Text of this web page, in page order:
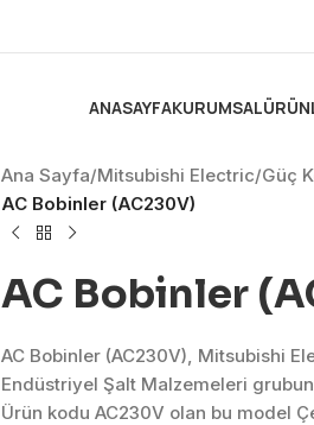
ANASAYFAKURUMSAL
Ana Sayfa/Mitsubishi Electric/Güç
AC Bobinler (AC230V)
AC Bobinler
AC Bobinler (AC230V), Mitsubishi
Endüstriyel Şalt Malzemeleri
Ürün kodu AC230V olan bu model